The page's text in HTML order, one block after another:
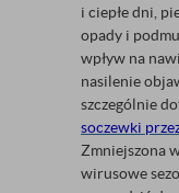
i ciepłe dni,
opady i
wpływ na
nasilenie
szczególnie
soczewki
Zmniejszona
wirusowe